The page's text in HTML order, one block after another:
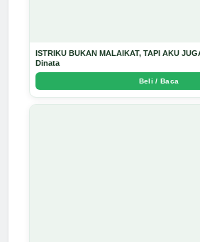
ISTRIKU BUKAN MALAIKAT, TAPI AKU
Dinata
Beli / Baca